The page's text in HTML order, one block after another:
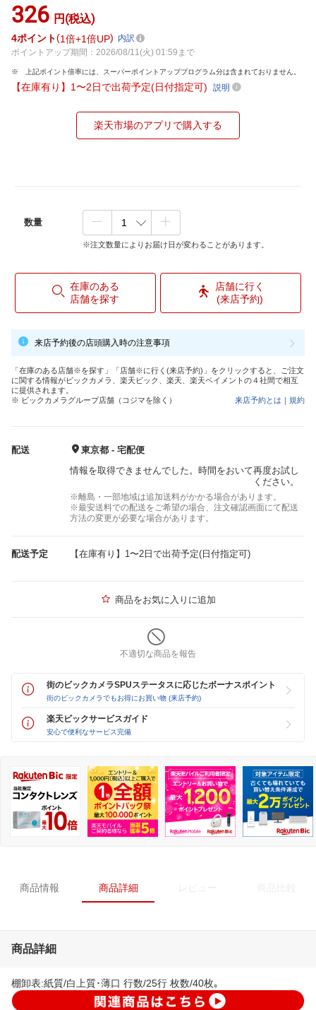
326 円(税込)
4ポイント 1倍 1倍UP
内訳
ポイントアップ期間：2026/08/11(火) 01:59まで
上記ポイント倍率には、スーパーポイントアッププログラム分は含まれておりません。
【在庫有り】1〜2日で出荷予定(日付指定可) 説明
楽天市場のアプリで購入する
数量
※注文数量によりお届け日が変わることがあります。
在庫のある
店舗を探す
店舗に行く
(来店予約)
来店予約後の店頭購入時の注意事項
「在庫のある店舗※を探す」「店舗※に行く(来店予約)」をクリックすると、ご注文
に関する情報がビックカメラ、楽天ビック、楽天、楽天ペイメントの４社間で相互
に提供されます。
※ ビックカメラグループ店舗（コジマを除く）
来店予約とは ｜ 規約
配送
東京都 - 宅配便
情報を取得できませんでした。時間をおいて再度お試し
ください。
※離島・一部地域は追加送料がかかる場合があります。
※最安送料での配送をご希望の場合、注文確認画面にて配送
方法の変更が必要な場合があります。
配送予定 【在庫有り】1〜2日で出荷予定(日付指定可)
商品をお気に入りに追加
不適切な商品を報告
街のビックカメラSPUステータスに応じたボーナスポイント
街のビックカメラでもお得にお買い物 (来店予約)
楽天ビックサービスガイド
安心で便利なサービス完備
商品情報 商品詳細
商品詳細
棚卸表:紙質/白上質･薄口 行数/25行 枚数/40枚｡